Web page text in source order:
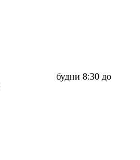
будни 8:30 до